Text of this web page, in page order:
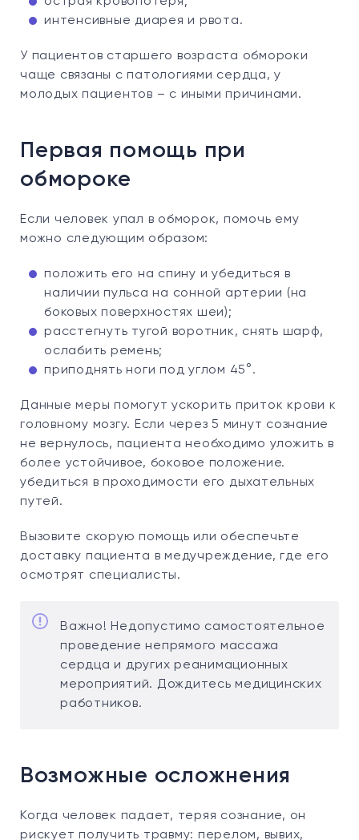
интенсивные диарея и рвота.
У пациентов старшего возраста обмороки
чаще связаны с патологиями сердца, у
молодых пациентов – с иными причинами.
Первая помощь при
обмороке
Если человек упал в обморок, помочь ему
можно следующим образом:
положить его на спину и убедиться в
наличии пульса на сонной артерии (на
боковых поверхностях шеи);
расстегнуть тугой воротник, снять шарф,
ослабить ремень;
приподнять ноги под углом 45°.
Данные меры помогут ускорить приток крови к
головному мозгу. Если через 5 минут сознание
не вернулось, пациента необходимо уложить в
более устойчивое, боковое положение.
убедиться в проходимости его дыхательных
путей.
Вызовите скорую помощь или обеспечьте
доставку пациента в медучреждение, где его
осмотрят специалисты.
Важно! Недопустимо самостоятельное
проведение непрямого массажа
сердца и других реанимационных
мероприятий. Дождитесь медицинских
работников.
Возможные осложнения
Когда человек падает, теряя сознание, он
рискует получить травму: перелом, вывих,